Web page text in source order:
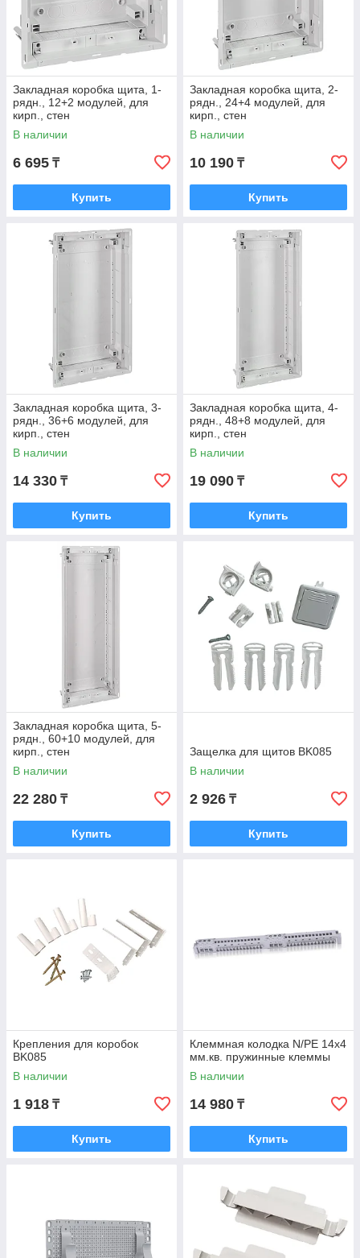
Закладная коробка щита, 1-
рядн., 12+2 модулей, для
кирп., cтен
В наличии
6 695 ₸
Купить
Закладная коробка щита, 2-
рядн., 24+4 модулей, для
кирп., cтен
В наличии
10 190 ₸
Купить
Закладная коробка щита, 3-
рядн., 36+6 модулей, для
кирп., cтен
В наличии
14 330 ₸
Купить
Закладная коробка щита, 4-
рядн., 48+8 модулей, для
кирп., cтен
В наличии
19 090 ₸
Купить
Закладная коробка щита, 5-
рядн., 60+10 модулей, для
кирп., cтен
В наличии
22 280 ₸
Купить
Защелка для щитов BK085
В наличии
2 926 ₸
Купить
Крепления для коробок
BK085
В наличии
1 918 ₸
Купить
Клеммная колодка N/PE 14x4
мм.кв. пружинные клеммы
В наличии
14 980 ₸
Купить